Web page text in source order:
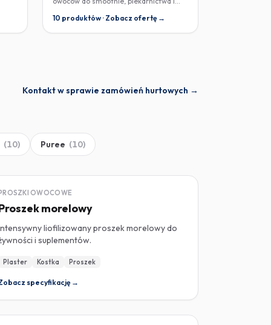
10 produktów · Zobacz ofertę →
Kontakt w sprawie zamówień hurtowych →
(10) Puree (10)
LIOFILIZOWANYOWOCOWE
morelowy
liofilizowany proszek morelowy do
i suplementów.
Plaster Kostka Proszek
specyfikację →